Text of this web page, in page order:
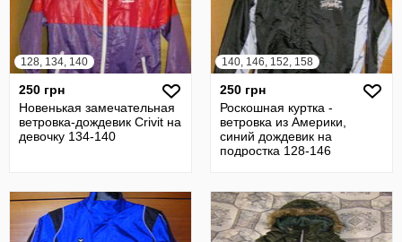
128, 134, 140
250 грн
Новенькая замечательная
ветровка-дождевик Crivit на
девочку 134-140
140, 146, 152, 158
250 грн
Роскошная куртка -
ветровка из Америки,
синий дождевик на
подростка 128-146